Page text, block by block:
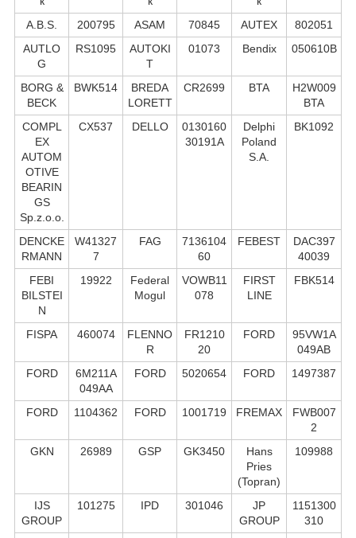
A.B.S.
200795 ASAM 70845 AUTEX
802051
AUTLO
G
RS1095
AUTOKI
T
01073 Bendix 050610B
BORG &
BECK
BWK514
BREDA
LORETT
CR2699 BTA
H2W009
BTA
COMPL
EX
AUTOM
OTIVE
BEARIN
GS
Sp.z.o.o.
CX537 DELLO
0130160
30191A
Delphi
Poland
S.А.
BK1092
DENCKE
RMANN
W41327
7
FAG
7136104
60
FEBEST
DAC397
40039
FEBI
BILSTEI
N
19922
Federal
Mogul
VOWB11
078
FIRST
LINE
FBK514
FISPA 460074
FLENNO
R
FR1210
20
FORD
95VW1A
049AB
FORD
6M211A
049AA
FORD 5020654 FORD 1497387
FORD 1104362 FORD 1001719 FREMAX
FWB007
2
GKN
26989 GSP GK3450
Hans
Pries
(Topran)
109988
IJS
GROUP
101275 IPD 301046
JP
GROUP
1151300
310